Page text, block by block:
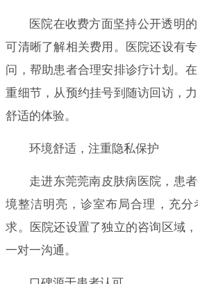
医院在收费方面坚持公开透明
可清晰了解相关费用。医院还设有
问，帮助患者合理安排诊疗计划。
重细节，从预约挂号到随访回访，力
舒适的体验。
环境舒适，注重隐私保护
走进东莞莞南皮肤病医院，患
境整洁明亮，诊室布局合理，充分
求。医院还设置了独立的咨询区域
一对一沟通。